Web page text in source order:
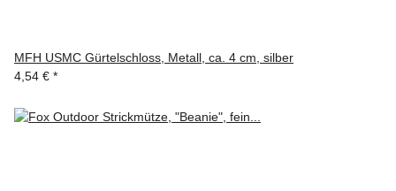
MFH USMC Gürtelschloss, Metall, ca. 4 cm, silber
4,54 € *